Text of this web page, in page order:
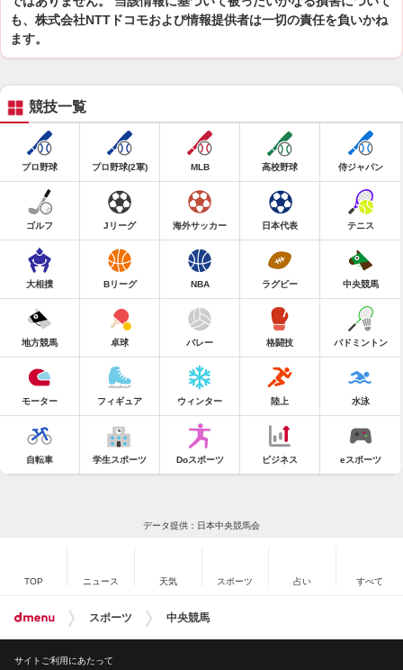
も、株式会社NTTドコモおよび情報提供者は一切の責任を負いかね
ます。
競技一覧
プロ野球 プロ野球(2軍) MLB 高校野球 侍ジャパン
ゴルフ Jリーグ 海外サッカー 日本代表 テニス
大相撲 Bリーグ NBA ラグビー 中央競馬
地方競馬 卓球 バレー 格闘技 バドミントン
モーター フィギュア ウィンター 陸上 水泳
自転車 学生スポーツ Doスポーツ ビジネス eスポーツ
データ提供：日本中央競馬会
TOP ニュース 天気 スポーツ 占い すべて
スポーツ 中央競馬
サイトご利用にあたって